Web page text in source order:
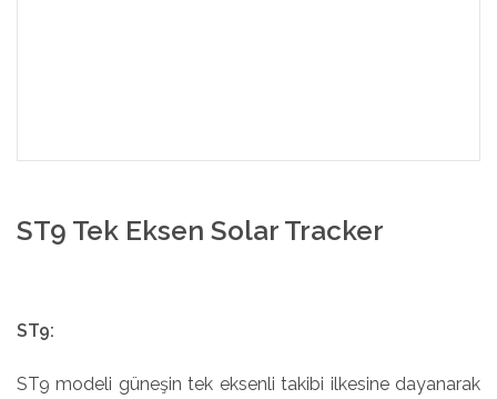
ST9 Tek Eksen Solar Tracker
ST9:
ST9 modeli güneşin tek eksenli takibi ilkesine dayanarak